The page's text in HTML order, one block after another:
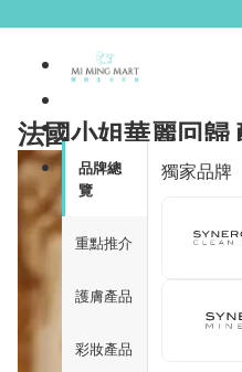
品牌總
覽
重點推介
護膚產品
彩妝產品
獨家品牌
法國小姐華麗回歸